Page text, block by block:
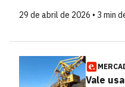
29 de abril de 2026 • 3 min
Vale